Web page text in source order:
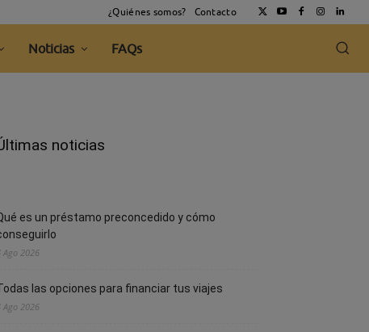
¿Quiénes somos? Contacto
Noticias FAQs
noticias
es un préstamo preconcedido y cómo
Ago 2026
las opciones para financiar tus viajes
Ago 2026